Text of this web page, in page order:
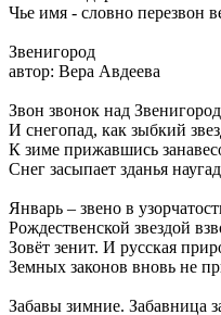
Чье имя - словно перезвон
Звенигород
автор: Вера Авдеева
Звон звонок над
И снегопад, как зыбкий
К зиме прижавшись
Снег засыпает зданья
Январь – звено в
Рождественской звездой
Зовёт зенит. И русская
Земных законов вновь не
Забавы зимние. Забавница